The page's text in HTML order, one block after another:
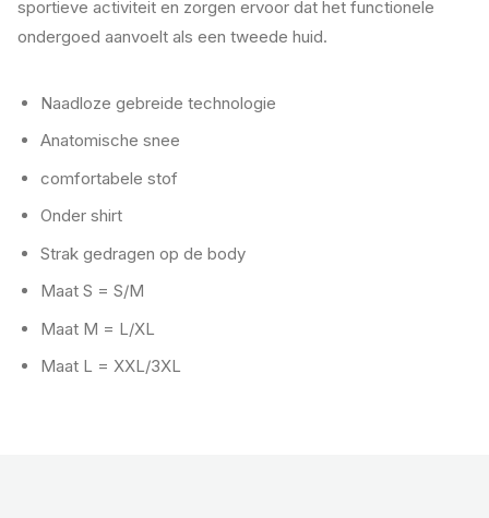
sportieve activiteit en zorgen ervoor dat het functionele
ondergoed aanvoelt als een tweede huid.
Naadloze gebreide technologie
Anatomische snee
comfortabele stof
Onder shirt
Strak gedragen op de body
Maat S = S/M
Maat M = L/XL
Maat L = XXL/3XL